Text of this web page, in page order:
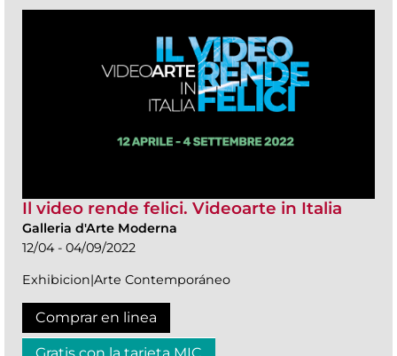
Il video rende felici. Videoarte in Italia
Galleria d'Arte Moderna
12/04 - 04/09/2022
Exhibicion|Arte Contemporáneo
Comprar en linea